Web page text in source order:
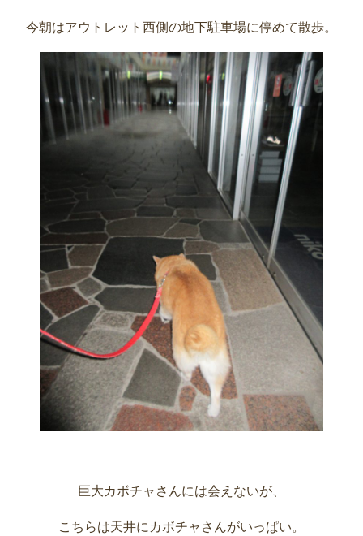
今朝はアウトレット西側の地下駐車場に停めて散歩。
巨大カボチャさんには会えないが、
こちらは天井にカボチャさんがいっぱい。